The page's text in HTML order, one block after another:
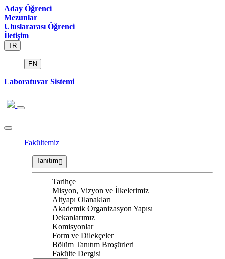
Aday Öğrenci
Mezunlar
Uluslararası Öğrenci
İletişim
TR
EN
Laboratuvar Sistemi
Fakültemiz
Tanıtım
Tarihçe
Misyon, Vizyon ve İlkelerimiz
Altyapı Olanakları
Akademik Organizasyon Yapısı
Dekanlarımız
Komisyonlar
Form ve Dilekçeler
Bölüm Tanıtım Broşürleri
Fakülte Dergisi